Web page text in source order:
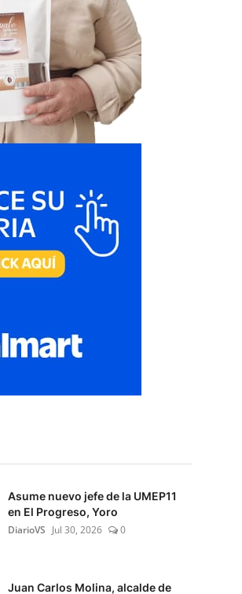
Asume nuevo jefe de la UMEP11
en El Progreso, Yoro
DiarioVS Jul 30, 2026 0
Juan Carlos Molina, alcalde de